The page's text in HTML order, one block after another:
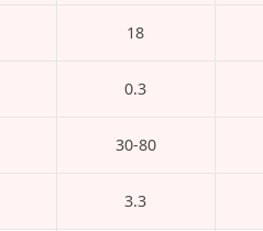
18
0.3
30-80
3.3